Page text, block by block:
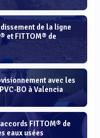
de la ligne
et FITTOM® de
avec les
BO à Valencia
FITTOM® de
eaux usées